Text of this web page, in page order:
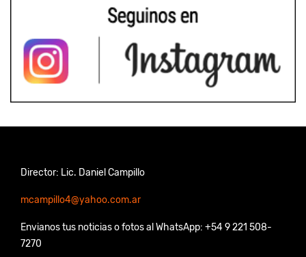
Director: Lic. Daniel Campillo
mcampillo4@yahoo.com.ar
Envianos tus noticias o fotos al WhatsApp: +54 9 221 508-
7270